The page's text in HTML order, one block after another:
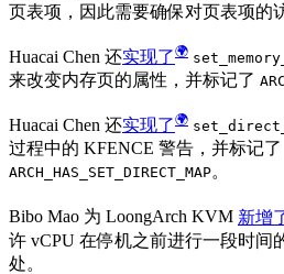
页表项，因此需要确保对页表项的
Huacai Chen 还实现了
来改变内存页的属性，并标记了
Huacai Chen 还实现了
过程中的 KFENCE 警告，并标记了
ARCH_HAS_SET_DIRECT_MAP。
Bibo Mao 为 LoongArch KVM 新增
许 vCPU 在停机之前进行一段时间
处。